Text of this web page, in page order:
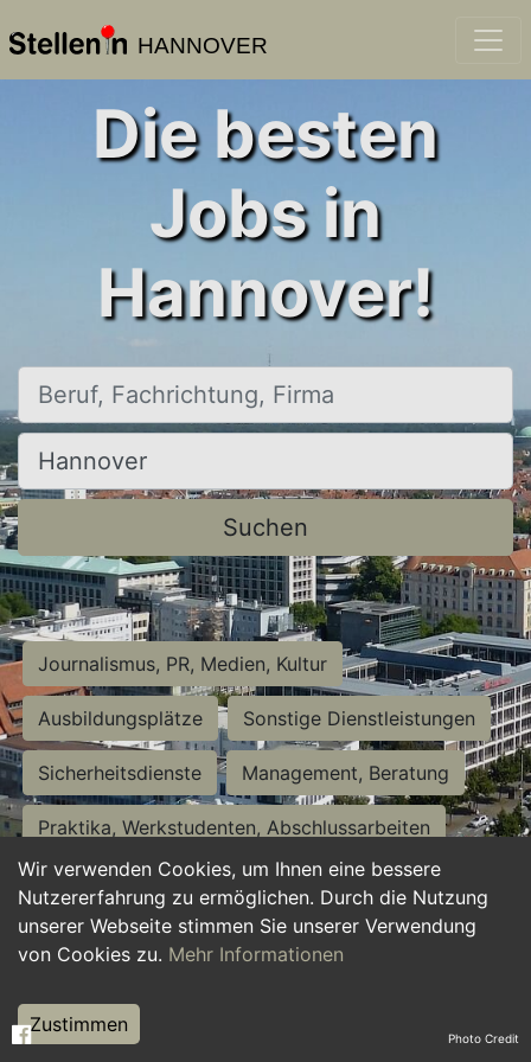
HANNOVER
Wir verwenden Cookies, um Ihnen eine bessere
Nutzererfahrung zu ermöglichen. Durch die Nutzung
unserer Webseite stimmen Sie unserer Verwendung
von Cookies zu. Mehr Informationen
Zustimmen
Die besten
Jobs in
Hannover!
Beruf, Fachrichtung, Firma
Ort, Stadt
Suchen
Journalismus, PR, Medien, Kultur
Ausbildungsplätze Sonstige Dienstleistungen
Sicherheitsdienste Management, Beratung
Praktika, Werkstudenten, Abschlussarbeiten
Personalwesen Assistenz, Sekretariat
Hilfskräfte, Aushilfs- und Nebenjobs
Weiterbildung, Studium, duale Ausbildung Photo Credit